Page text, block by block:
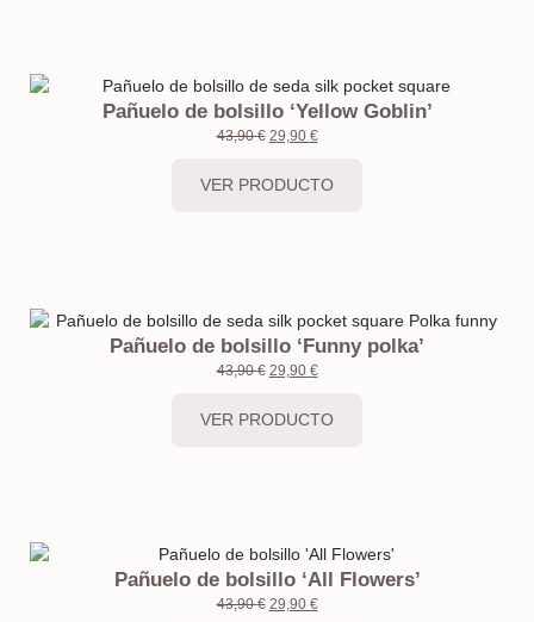
Pañuelo de bolsillo ‘Yellow Goblin’
43,90€ 29,90 €
VER PRODUCTO
Pañuelo de bolsillo ‘Funny polka’
43,90€ 29,90 €
VER PRODUCTO
Pañuelo de bolsillo ‘All Flowers’
43,90€ 29,90 €